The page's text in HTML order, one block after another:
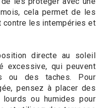
cela permet de les
contre les intempéries et
directe au soleil
excessive, qui peuvent
ou des taches. Pour
pensez à placer des
ou humides pour